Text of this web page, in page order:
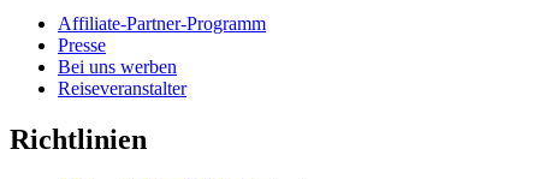
Affiliate-Partner-Programm
Presse
Bei uns werben
Reiseveranstalter
Richtlinien